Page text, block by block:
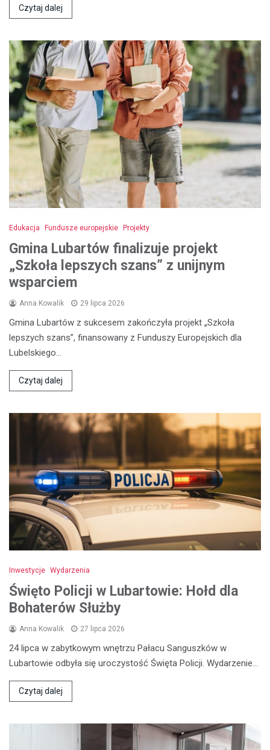
Czytaj dalej
Edukacja Fundusze europejskie Projekty
Gmina Lubartów finalizuje projekt
„Szkoła lepszych szans” z unijnym
wsparciem
Anna Kowalik 29 lipca 2026
Gmina Lubartów z sukcesem zakończyła projekt „Szkoła
lepszych szans”, finansowany z Funduszy Europejskich dla
Lubelskiego…
Czytaj dalej
Inwestycje Wydarzenia
Święto Policji w Lubartowie: Hołd dla
Bohaterów Służby
Anna Kowalik 27 lipca 2026
24 lipca w zabytkowym wnętrzu Pałacu Sanguszków w
Lubartowie odbyła się uroczystość Święta Policji. Wydarzenie…
Czytaj dalej